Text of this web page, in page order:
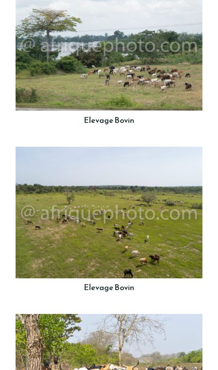
Elevage Bovin
Elevage Bovin